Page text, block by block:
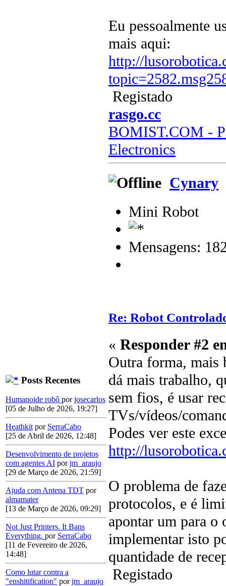
Posts Recentes
Humanoide robô porjosecarlos
[05 de Julho de 2026, 19:27]
Heathkit por SerraCabo
[25 de Abril de 2026, 12:48]
Desenvolvimento de projetos
com agentes AI porjm_araujo
[29 de Março de 2026, 21:59]
Ajuda com Antena TDT por
almamater
[13 de Março de 2026, 09:29]
Not Just Printers. It Bans
Everything. por SerraCabo
[11 de Fevereiro de 2026,
14:48]
Como lutar contra a
"enshitification" porjm_araujo
Eu pessoalmente
mais aqui:
http://
Registado
rasgo.cc
BOMIST.COM -
Electronics
Cynary
Mini Robot
Mensagens:
Re: Robot
« Responder #2
Outra forma, mais
dá mais trabalho,
sem fios, é usar
TVs/vídeos/
Podes ver este
http://
O problema de
protocolos, e é
apontar um para o
implementar isto
quantidade de
Registado